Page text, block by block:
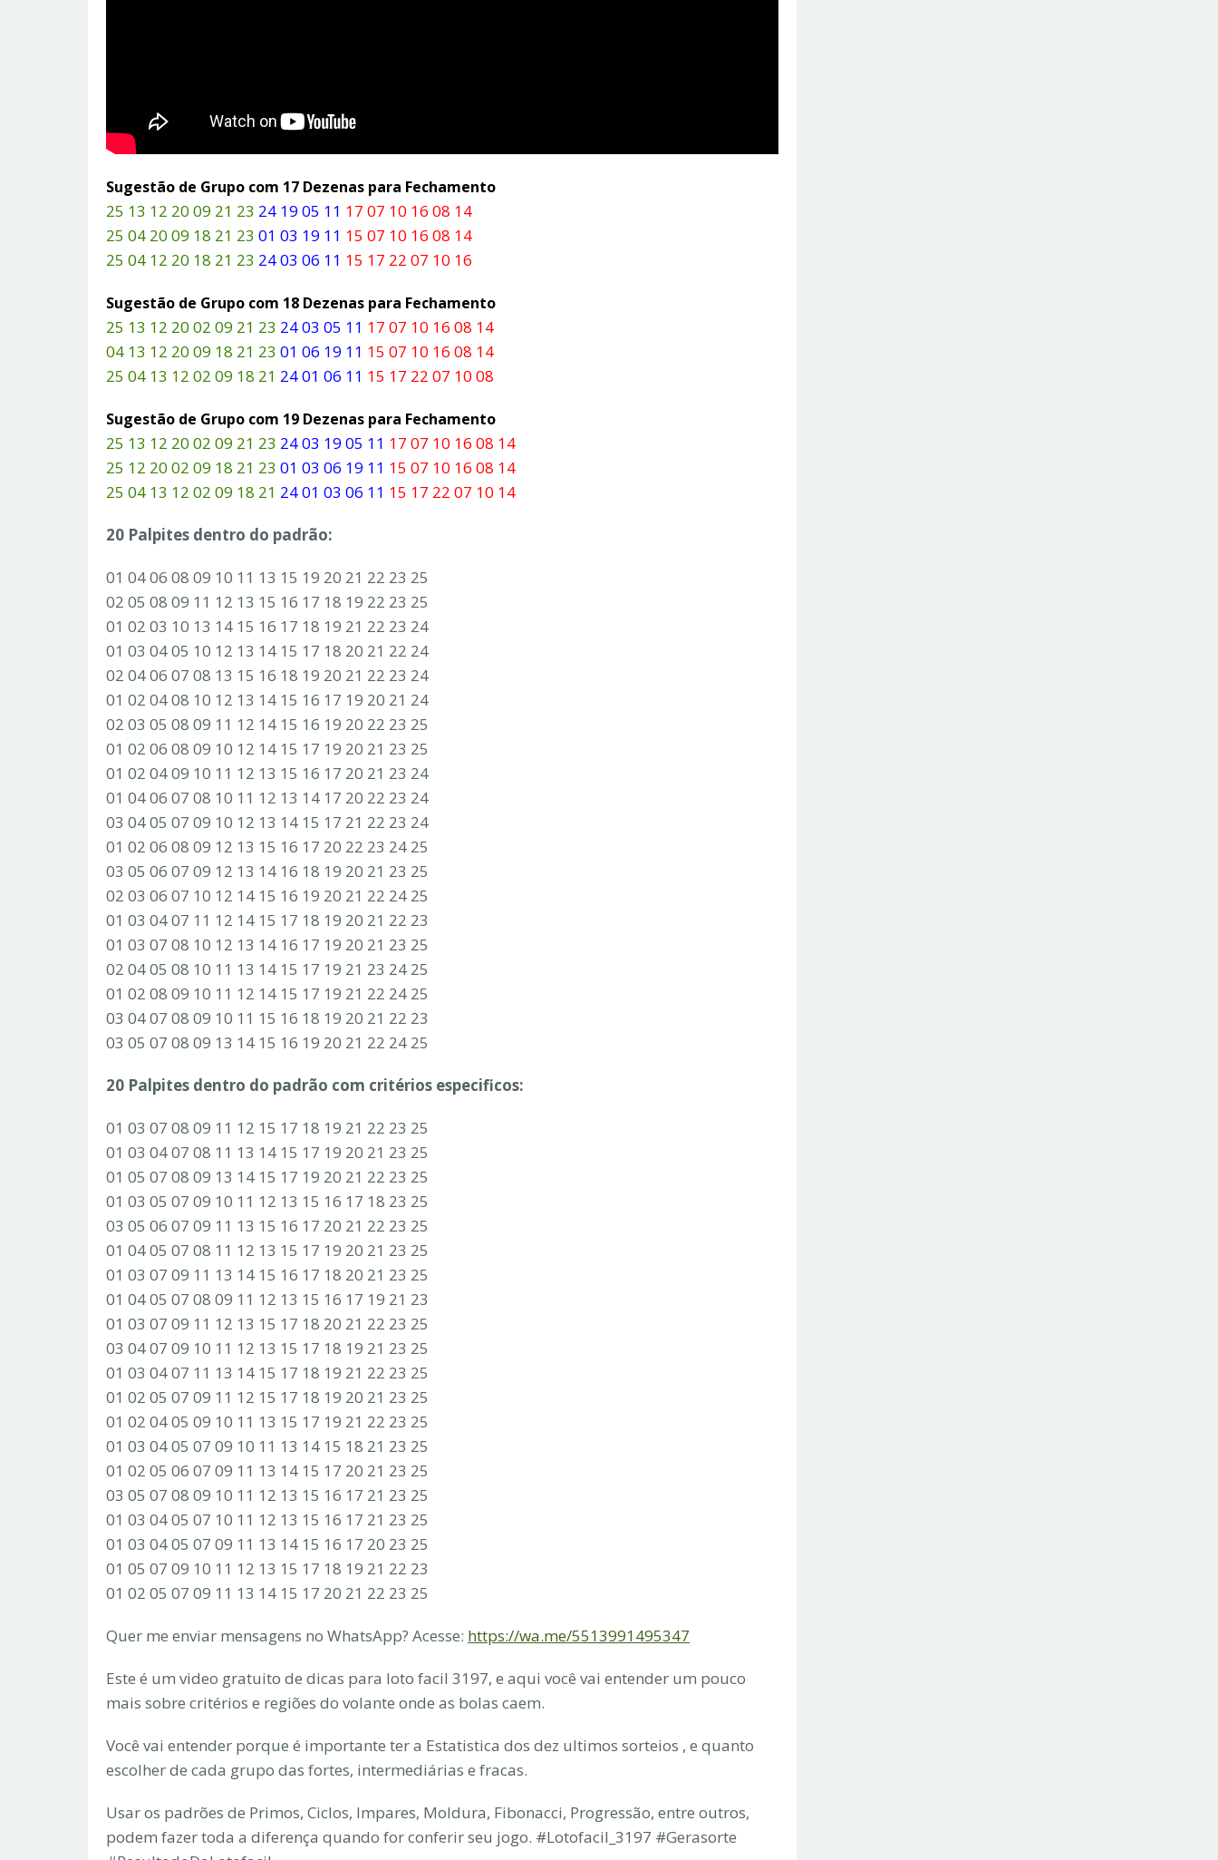
Sugestão de Grupo com 17 Dezenas para Fechamento
25 13 12 20 09 21 23 24 19 05 11 17 07 10 16 08 14
25 04 20 09 18 21 23 01 03 19 11 15 07 10 16 08 14
25 04 12 20 18 21 23 24 03 06 11 15 17 22 07 10 16
Sugestão de Grupo com 18 Dezenas para Fechamento
25 13 12 20 02 09 21 23 24 03 05 11 17 07 10 16 08 14
04 13 12 20 09 18 21 23 01 06 19 11 15 07 10 16 08 14
25 04 13 12 02 09 18 21 24 01 06 11 15 17 22 07 10 08
Sugestão de Grupo com 19 Dezenas para Fechamento
25 13 12 20 02 09 21 23 24 03 19 05 11 17 07 10 16 08 14
25 12 20 02 09 18 21 23 01 03 06 19 11 15 07 10 16 08 14
25 04 13 12 02 09 18 21 24 01 03 06 11 15 17 22 07 10 14
20 Palpites dentro do padrão:
01 04 06 08 09 10 11 13 15 19 20 21 22 23 25
02 05 08 09 11 12 13 15 16 17 18 19 22 23 25
01 02 03 10 13 14 15 16 17 18 19 21 22 23 24
01 03 04 05 10 12 13 14 15 17 18 20 21 22 24
02 04 06 07 08 13 15 16 18 19 20 21 22 23 24
01 02 04 08 10 12 13 14 15 16 17 19 20 21 24
02 03 05 08 09 11 12 14 15 16 19 20 22 23 25
01 02 06 08 09 10 12 14 15 17 19 20 21 23 25
01 02 04 09 10 11 12 13 15 16 17 20 21 23 24
01 04 06 07 08 10 11 12 13 14 17 20 22 23 24
03 04 05 07 09 10 12 13 14 15 17 21 22 23 24
01 02 06 08 09 12 13 15 16 17 20 22 23 24 25
03 05 06 07 09 12 13 14 16 18 19 20 21 23 25
02 03 06 07 10 12 14 15 16 19 20 21 22 24 25
01 03 04 07 11 12 14 15 17 18 19 20 21 22 23
01 03 07 08 10 12 13 14 16 17 19 20 21 23 25
02 04 05 08 10 11 13 14 15 17 19 21 23 24 25
01 02 08 09 10 11 12 14 15 17 19 21 22 24 25
03 04 07 08 09 10 11 15 16 18 19 20 21 22 23
03 05 07 08 09 13 14 15 16 19 20 21 22 24 25
20 Palpites dentro do padrão com critérios especificos:
01 03 07 08 09 11 12 15 17 18 19 21 22 23 25
01 03 04 07 08 11 13 14 15 17 19 20 21 23 25
01 05 07 08 09 13 14 15 17 19 20 21 22 23 25
01 03 05 07 09 10 11 12 13 15 16 17 18 23 25
03 05 06 07 09 11 13 15 16 17 20 21 22 23 25
01 04 05 07 08 11 12 13 15 17 19 20 21 23 25
01 03 07 09 11 13 14 15 16 17 18 20 21 23 25
01 04 05 07 08 09 11 12 13 15 16 17 19 21 23
01 03 07 09 11 12 13 15 17 18 20 21 22 23 25
03 04 07 09 10 11 12 13 15 17 18 19 21 23 25
01 03 04 07 11 13 14 15 17 18 19 21 22 23 25
01 02 05 07 09 11 12 15 17 18 19 20 21 23 25
01 02 04 05 09 10 11 13 15 17 19 21 22 23 25
01 03 04 05 07 09 10 11 13 14 15 18 21 23 25
01 02 05 06 07 09 11 13 14 15 17 20 21 23 25
03 05 07 08 09 10 11 12 13 15 16 17 21 23 25
01 03 04 05 07 10 11 12 13 15 16 17 21 23 25
01 03 04 05 07 09 11 13 14 15 16 17 20 23 25
01 05 07 09 10 11 12 13 15 17 18 19 21 22 23
01 02 05 07 09 11 13 14 15 17 20 21 22 23 25
Quer me enviar mensagens no WhatsApp? Acesse: https://wa.me/5513991495347
Este é um video gratuito de dicas para loto facil 3197, e aqui você vai entender um pouco
mais sobre critérios e regiões do volante onde as bolas caem.
Você vai entender porque é importante ter a Estatistica dos dez ultimos sorteios , e quanto
escolher de cada grupo das fortes, intermediárias e fracas.
Usar os padrões de Primos, Ciclos, Impares, Moldura, Fibonacci, Progressão, entre outros,
podem fazer toda a diferença quando for conferir seu jogo. #Lotofacil_3197 #Gerasorte